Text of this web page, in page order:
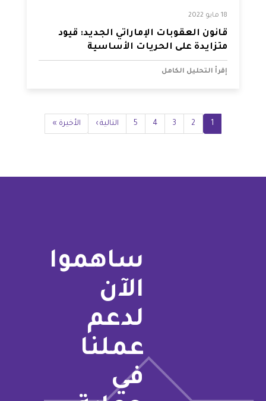
18 مايو 2022
قانون العقوبات الإماراتي الجديد: قيود
متزايدة على الحريات الأساسية
إقرأ التحليل الكامل
Pagination
Current
page
1 الصفحة
2 الصفحة
3 الصفحة
4 الصفحة
5
Next
page
التالية ›
Last
page
الأخيرة »
ساهموا
الآن
لدعم
عملنا
في